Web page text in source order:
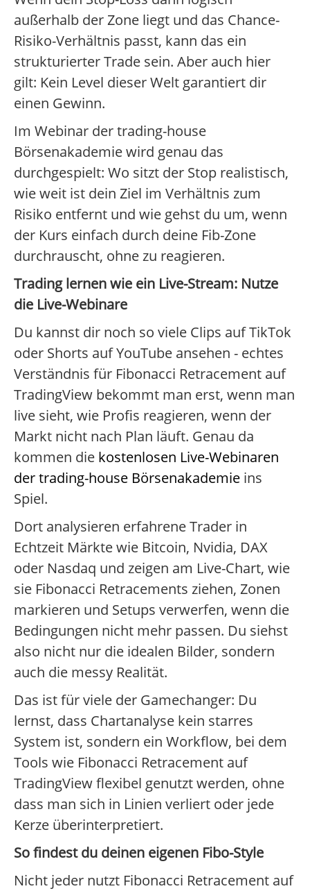
außerhalb der Zone liegt und das Chance-
Risiko-Verhältnis passt, kann das ein
strukturierter Trade sein. Aber auch hier
gilt: Kein Level dieser Welt garantiert dir
einen Gewinn.
Im Webinar der trading-house
Börsenakademie wird genau das
durchgespielt: Wo sitzt der Stop realistisch,
wie weit ist dein Ziel im Verhältnis zum
Risiko entfernt und wie gehst du um, wenn
der Kurs einfach durch deine Fib-Zone
durchrauscht, ohne zu reagieren.
Trading lernen wie ein Live-Stream: Nutze
die Live-Webinare
Du kannst dir noch so viele Clips auf TikTok
oder Shorts auf YouTube ansehen - echtes
Verständnis für Fibonacci Retracement auf
TradingView bekommt man erst, wenn man
live sieht, wie Profis reagieren, wenn der
Markt nicht nach Plan läuft. Genau da
kommen die kostenlosen Live-Webinaren
der trading-house Börsenakademie ins
Spiel.
Dort analysieren erfahrene Trader in
Echtzeit Märkte wie Bitcoin, Nvidia, DAX
oder Nasdaq und zeigen am Live-Chart, wie
sie Fibonacci Retracements ziehen, Zonen
markieren und Setups verwerfen, wenn die
Bedingungen nicht mehr passen. Du siehst
also nicht nur die idealen Bilder, sondern
auch die messy Realität.
Das ist für viele der Gamechanger: Du
lernst, dass Chartanalyse kein starres
System ist, sondern ein Workflow, bei dem
Tools wie Fibonacci Retracement auf
TradingView flexibel genutzt werden, ohne
dass man sich in Linien verliert oder jede
Kerze überinterpretiert.
So findest du deinen eigenen Fibo-Style
Nicht jeder nutzt Fibonacci Retracement auf